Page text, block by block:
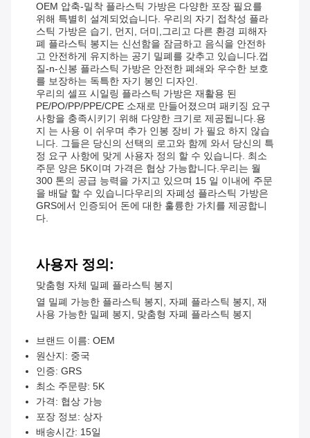
OEM 압축-밀착 플라스틱 가방은 다양한 포장 필요를
위해 특별히 설계되었습니다. 우리의 자기 접착성 플라
스틱 가방은 습기, 먼지, 더미,그리고 다른 환경 피해자
폐 플라스틱 봉지는 신선함을 잠금하고 음식을 안전하
고 안전하게 유지하는 공기 밀폐를 갖추고 있습니다.껍
질-n-신봉 플라스틱 가방은 안전한 폐쇄와 우수한 보호
를 보장하는 독특한 자기 봉인 디자인.
우리의 셀프 시일링 플라스틱 가방은 재활용 된
PE/PO/PP/PPE/CPE 소재로 만들어졌으며 패키징 요구
사항을 충족시키기 위해 다양한 크기로 제공됩니다.용
지 는 사용 이 쉬우며 추가 인봉 장비 가 필요 하지 않습
니다. 그들은 당신의 선택의 로고와 함께 와서 당신의 특
정 요구 사항에 맞게 사용자 정의 할 수 있습니다. 최소
주문 양은 5K이며 가격은 협상 가능합니다.우리는 월
300 톤의 공급 능력을 가지고 있으며 15 일 이내에 주문
을 배달 할 수 있습니다우리의 자폐성 플라스틱 가방은
GRS에서 인증되어 돈에 대한 훌륭한 가치를 제공합니
다.
사용자 정의:
맞춤형 자체 밀폐 플라스틱 봉지
열 밀폐 가능한 플라스틱 봉지, 자폐 플라스틱 봉지, 재
사용 가능한 밀폐 봉지, 맞춤형 자폐 플라스틱 봉지
브랜드 이름: OEM
원산지: 중국
인증: GRS
최소 주문량: 5K
가격: 협상 가능
포장 정보: 상자
배송시간: 15일